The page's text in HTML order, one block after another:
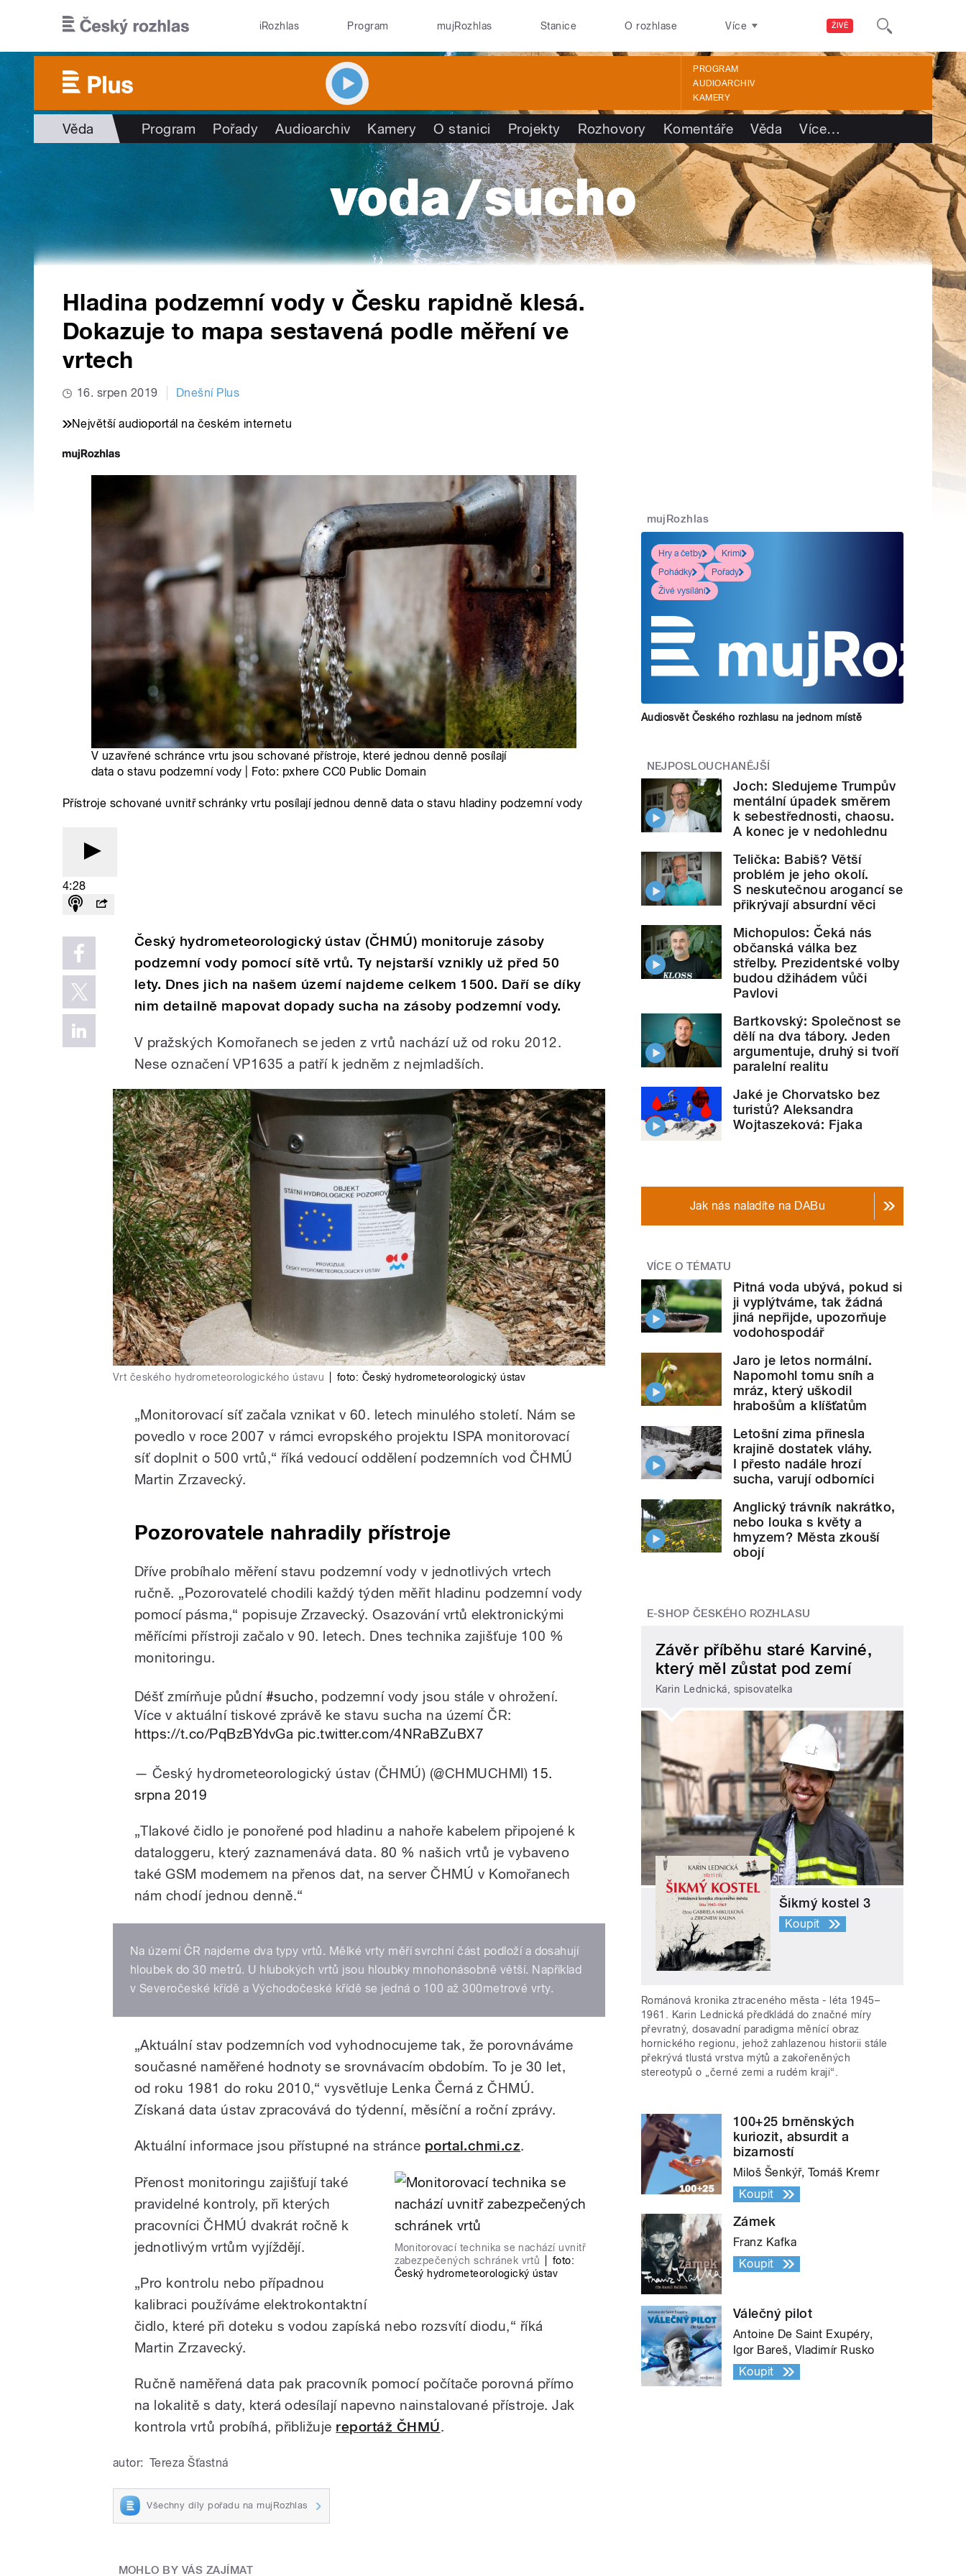
ŽIVĚ
iRozhlas Program mujRozhlas Stanice O rozhlase Více
PROGRAM
AUDIOARCHIV
KAMERY
Věda Program Pořady Audioarchiv Kamery O stanici Projekty Rozhovory Komentáře Věda Více…
Hladina podzemní vody v Česku rapidně klesá.
Dokazuje to mapa sestavená podle měření ve
vrtech
16. srpen 2019 Dnešní Plus
Největší audioportál na českém internetu
V uzavřené schránce vrtu jsou schované přístroje, které jednou denně posílají
data o stavu podzemní vody | Foto: pxhere CC0 Public Domain
Přístroje schované uvnitř schránky vrtu posílají jednou denně data o stavu hladiny podzemní vody
4:28
Český hydrometeorologický ústav (ČHMÚ) monitoruje zásoby
podzemní vody pomocí sítě vrtů. Ty nejstarší vznikly už před 50
lety. Dnes jich na našem území najdeme celkem 1500. Daří se díky
nim detailně mapovat dopady sucha na zásoby podzemní vody.
V pražských Komořanech se jeden z vrtů nachází už od roku 2012.
Nese označení VP1635 a patří k jedněm z nejmladších.
Vrt českého hydrometeorologického ústavu foto: Český hydrometeorologický ústav
„Monitorovací síť začala vznikat v 60. letech minulého století. Nám se
povedlo v roce 2007 v rámci evropského projektu ISPA monitorovací
síť doplnit o 500 vrtů,“ říká vedoucí oddělení podzemních vod ČHMÚ
Martin Zrzavecký.
Pozorovatele nahradily přístroje
Dříve probíhalo měření stavu podzemní vody v jednotlivých vrtech
ručně. „Pozorovatelé chodili každý týden měřit hladinu podzemní vody
pomocí pásma,“ popisuje Zrzavecký. Osazování vrtů elektronickými
měřícími přístroji začalo v 90. letech. Dnes technika zajišťuje 100 %
monitoringu.
Déšť zmírňuje půdní #sucho, podzemní vody jsou stále v ohrožení.
Více v aktuální tiskové zprávě ke stavu sucha na území ČR:
https://t.co/PqBzBYdvGa pic.twitter.com/4NRaBZuBX7
— Český hydrometeorologický ústav (ČHMÚ) (@CHMUCHMI) 15.
srpna 2019
„Tlakové čidlo je ponořené pod hladinu a nahoře kabelem připojené k
dataloggeru, který zaznamenává data. 80 % našich vrtů je vybaveno
také GSM modemem na přenos dat, na server ČHMÚ v Komořanech
nám chodí jednou denně.“
Na území ČR najdeme dva typy vrtů. Mělké vrty měří svrchní část podloží a dosahují
hloubek do 30 metrů. U hlubokých vrtů jsou hloubky mnohonásobně větší. Například
v Severočeské křídě a Východočeské křídě se jedná o 100 až 300metrové vrty.
„Aktuální stav podzemních vod vyhodnocujeme tak, že porovnáváme
současné naměřené hodnoty se srovnávacím obdobím. To je 30 let,
od roku 1981 do roku 2010,“ vysvětluje Lenka Černá z ČHMÚ.
Získaná data ústav zpracovává do týdenní, měsíční a roční zprávy.
Aktuální informace jsou přístupné na stránce portal.chmi.cz.
Monitorovací technika se nachází uvnitř
zabezpečených schránek vrtů
foto:
Český hydrometeorologický ústav
Přenost monitoringu zajišťují také
pravidelné kontroly, při kterých
pracovníci ČHMÚ dvakrát ročně k
jednotlivým vrtům vyjíždějí.
„Pro kontrolu nebo případnou
kalibraci používáme elektrokontaktní
čidlo, které při doteku s vodou zapíská nebo rozsvítí diodu,“ říká
Martin Zrzavecký.
Ručně naměřená data pak pracovník pomocí počítače porovná přímo
na lokalitě s daty, která odesílají napevno nainstalované přístroje. Jak
kontrola vrtů probíhá, přibližuje reportáž ČHMÚ.
autor: Tereza Šťastná
Všechny díly pořadu na mujRozhlas
MOHLO BY VÁS ZAJÍMAT
mujRozhlas
Hry a četby
Krimi
Pohádky
Pořady
Živé vysílání
Audiosvět Českého rozhlasu na jednom místě
NEJPOSLOUCHANĚJŠÍ
Joch: Sledujeme Trumpův
mentální úpadek směrem
k sebestřednosti, chaosu.
A konec je v nedohlednu
Telička: Babiš? Větší
problém je jeho okolí.
S neskutečnou arogancí se
přikrývají absurdní věci
Michopulos: Čeká nás
občanská válka bez
střelby. Prezidentské volby
budou džihádem vůči
Pavlovi
Bartkovský: Společnost se
dělí na dva tábory. Jeden
argumentuje, druhý si tvoří
paralelní realitu
Jaké je Chorvatsko bez
turistů? Aleksandra
Wojtaszeková: Fjaka
Jak nás naladíte na DABu
VÍCE O TÉMATU
Pitná voda ubývá, pokud si
ji vyplýtváme, tak žádná
jiná nepřijde, upozorňuje
vodohospodář
Jaro je letos normální.
Napomohl tomu sníh a
mráz, který uškodil
hrabošům a klíšťatům
Letošní zima přinesla
krajině dostatek vláhy.
I přesto nadále hrozí
sucha, varují odborníci
Anglický trávník nakrátko,
nebo louka s květy a
hmyzem? Města zkouší
obojí
E-SHOP ČESKÉHO ROZHLASU
Závěr příběhu staré Karviné,
který měl zůstat pod zemí
Karin Lednická, spisovatelka
Šikmý kostel 3
Koupit
Románová kronika ztraceného města - léta 1945–
1961. Karin Lednická předkládá do značné míry
převratný, dosavadní paradigma měnící obraz
hornického regionu, jehož zahlazenou historii stále
překrývá tlustá vrstva mýtů a zakořeněných
stereotypů o „černé zemi a rudém kraji“.
100+25 brněnských
kuriozit, absurdit a
bizarností
Miloš Šenkýř, Tomáš Kremr
Koupit
Zámek
Franz Kafka
Koupit
Válečný pilot
Antoine De Saint Exupéry,
Igor Bareš, Vladimír Rusko
Koupit